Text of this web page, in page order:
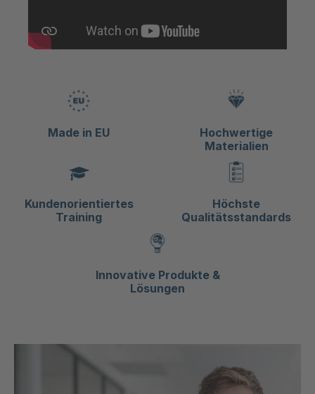
Made in EU
Hochwertige
Materialien
Kundenorientiertes
Training
Höchste
Qualitätsstandards
Innovative Produkte &
Lösungen